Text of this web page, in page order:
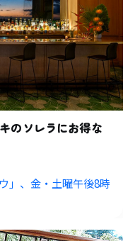
のソレラにお得な
」、金・土曜午後8時